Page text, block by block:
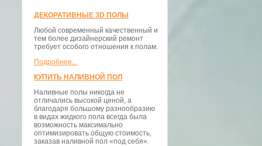
ДЕКОРАТИВНЫЕ 3D ПОЛЫ
Любой современный качественный и
тем более дизайнерский ремонт
требует особого отношения к полам.
Подробнее...
КУПИТЬ НАЛИВНОЙ ПОЛ
Наливные полы никогда не
отличались высокой ценой, а
благодаря большому разнообразию
в видах жидкого пола всегда была
возможность максимально
оптимизировать общую стоимость,
заказав наливной пол «под себя».